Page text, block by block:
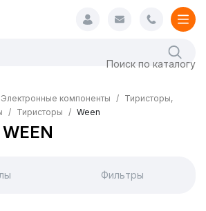
Электронные компоненты
Тиристоры,
Тиристоры Ween
Фильтры